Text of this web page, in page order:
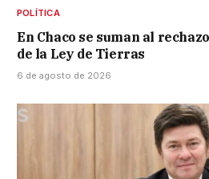
POLÍTICA
En Chaco se suman al
de la Ley de Tierras
6 de agosto de 2026